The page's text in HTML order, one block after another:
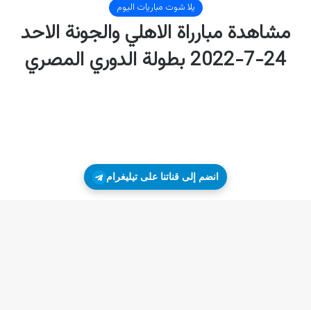
انضم إلى قناتنا على تيليغرام